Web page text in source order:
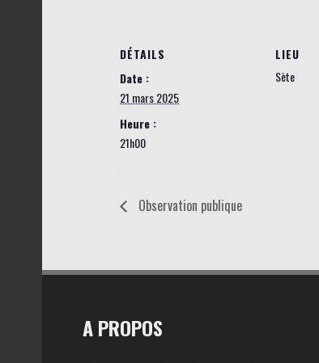
DÉTAILS
Date :
21 mars 2025
Heure :
21h00
LIEU
Sète
Observation publique
A PROPOS